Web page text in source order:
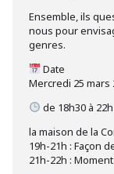
Ensemble, ils
nous pour
genres.
Date
Mercredi 25 mars
de 18h30 à 22h
la maison de la
19h-21h : Façon
21h-22h :